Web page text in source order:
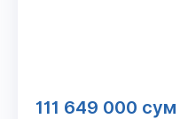
111 649 000 сум